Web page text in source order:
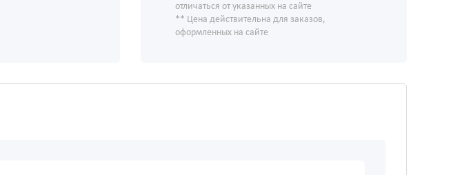
отличаться от указанных на сайте
** Цена действительна для заказов,
оформленных на сайте